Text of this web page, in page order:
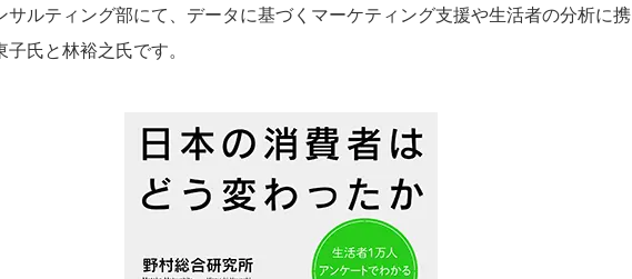
サルティング部にて、データに基づくマーケティング支援や生活者の分析に携
氏と林裕之氏です。